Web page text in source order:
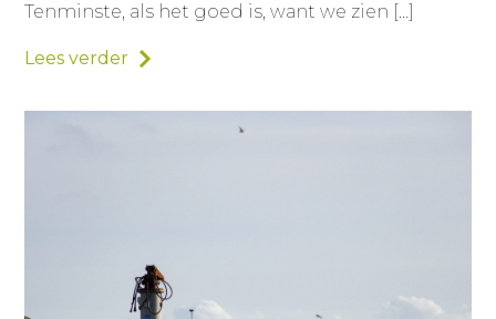
Tenminste, als het goed is, want we zien […]
Lees verder